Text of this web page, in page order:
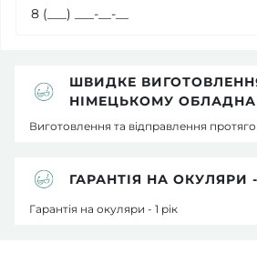
ШВИДКЕ
НІМЕЦЬКОМУ
Виготовлення та відправлення
ГАРАНТІЯ НА ОКУЛЯРИ -
Гарантія на окуляри - 1 рік